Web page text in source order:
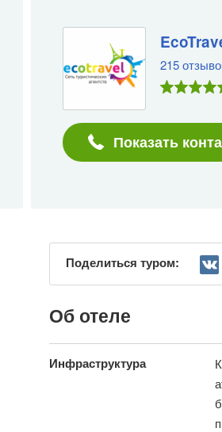
81 164 за 8 ночей
Цена на одного человека в двухместном
Возможна оплата тура в рассрочку.
Стоимость с перелетом
из Москвы2 января 2027
215
Показать
Поделиться туром:
Об отеле
Инфраструктура